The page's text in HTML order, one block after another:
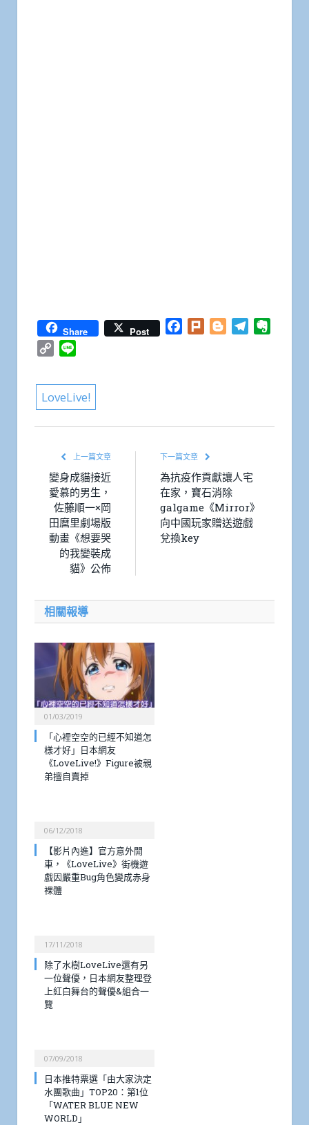
Share Post Facebook
Plurk BloggerTelegram
Copy
LoveLive!
上一篇文章
變身成貓接近
愛慕的男生，
佐藤順一×岡
田麿里劇場版
動畫《想要哭
的我變裝成
貓》公佈
下一篇文章
為抗疫作貢獻讓人宅
在家，寶石消除
galgame《Mirror》
向中國玩家贈送遊戲
兌換key
相關報導
01/03/2019
「心裡空空的已經不知道怎
樣才好」日本網友
《LoveLive!》Figure被親
弟擅自賣掉
06/12/2018
【影片內進】官方意外開
車，《LoveLive》街機遊
戲因嚴重Bug角色變成赤身
裸體
17/11/2018
除了水樹LoveLive還有另
一位聲優，日本網友整理登
上紅白舞台的聲優&組合一
覽
07/09/2018
日本推特票選「由大家決定
水團歌曲」TOP20：第1位
「WATER BLUE NEW
WORLD」